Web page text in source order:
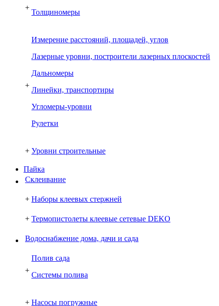
+
Толщиномеры
+
Измерение расстояний, площадей, углов
Лазерные уровни, построители лазерных плоскостей
Дальномеры
Линейки, транспортиры
Угломеры-уровни
Рулетки
+ Уровни строительные
Пайка
Склеивание
+ Наборы клеевых стержней
+ Термопистолеты клеевые сетевые DEKO
Водоснабжение дома, дачи и сада
+
Полив сада
Системы полива
+ Насосы погружные